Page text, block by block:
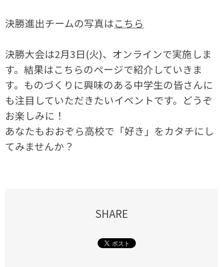
決勝進出チームの写真はこちら
決勝大会は2月3日(火)、オンラインで実施しま
す。結果はこちらのページで紹介していきま
す。ものづくりに興味のある中学生の皆さんに
も注目していただきたいイベントです。どうぞ
お楽しみに！
あなたもおおぞら高校で「好き」をカタチにし
てみませんか？
SHARE